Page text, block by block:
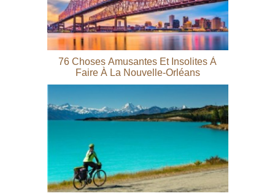
76 Choses Amusantes Et Insolites À
Faire À La Nouvelle-Orléans